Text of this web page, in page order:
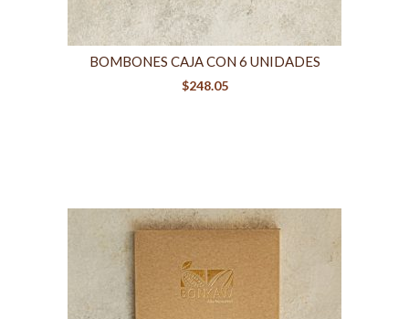
BOMBONES CAJA CON 6 UNIDADES
$248.05